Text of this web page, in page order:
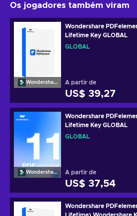
Os jogadores também viram
Wondershare
Wondershare
Lifetime Key GLOBAL
GLOBAL
A partir de
US$ 39,27
Wondershare
Wondershare
Lifetime Key GLOBAL
GLOBAL
A partir de
US$ 37,54
Wondershare
Lifetime) Wondershare